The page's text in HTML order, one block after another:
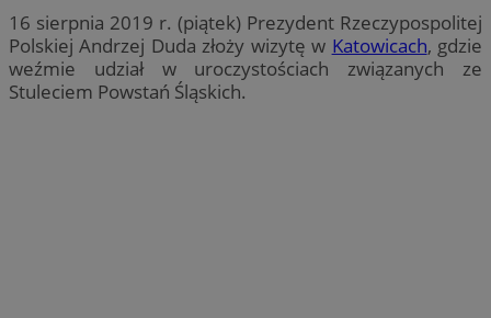
16 sierpnia 2019 r. (piątek) Prezydent Rzeczypospolitej
Polskiej Andrzej Duda złoży wizytę w Katowicach, gdzie
weźmie udział w uroczystościach związanych ze
Stuleciem Powstań Śląskich.